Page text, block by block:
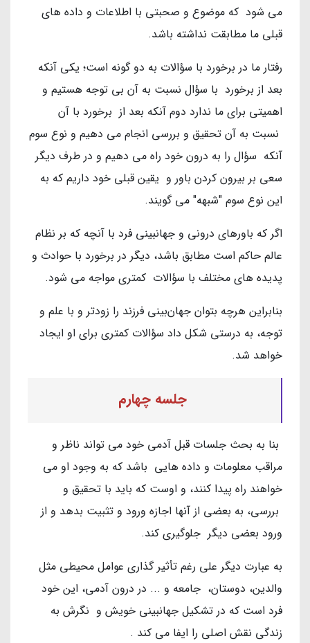
می شود که موضوع و صحبتی با اطلاعات و داده های
قبلی ما مطابقت نداشته باشد.
رفتار ما در برخورد با سؤالات به دو گونه است؛ یکی آنکه
بعد از برخورد با سؤال نسبت به آن بی توجه هستیم و
اهمیتی برای ما ندارد دوم آنکه بعد از برخورد با آن
نسبت به آن تحقیق و بررسی انجام می دهیم و نوع سوم
آنکه سؤال را به درون خود راه می دهیم و در طرف دیگر
سعی بر بیرون کردن باور و یقین قبلی خود داریم که به
این نوع سوم "شبهه" می گویند.
اگر که باورهای درونی و جهانبینی فرد با آنچه که بر نظام
عالم حاکم است مطابق باشد، دیگر در برخورد با حوادث و
پدیده های مختلف با سؤالات کمتری مواجه می شود.
بنابراین هرچه بتوان جهان‌بینی فرزند را زودتر و با علم و
توجه، به درستی شکل داد سؤالات کمتری برای او ایجاد
خواهد شد.
جلسه چهارم
بنا به بحث جلسات قبل آدمی خود می تواند ناظر و
مراقب معلومات و داده هایی باشد که به وجود او می
خواهند راه پیدا کنند، و اوست که باید با تحقیق و
بررسی، به بعضی از آنها اجازه ورود و تثبیت بدهد و از
ورود بعضی دیگر جلوگیری کند.
به عبارت دیگر علی رغم تأثیر گذاری عوامل محیطی مثل
والدین، دوستان، جامعه و ... در درون آدمی، این خود
فرد است که در تشکیل جهانبینی خویش و نگرش به
زندگی نقش اصلی را ایفا می کند .